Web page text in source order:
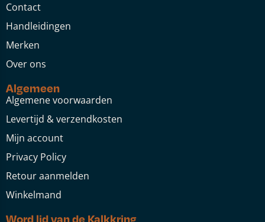
Contact
Handleidingen
Merken
Over ons
Algemeen
Algemene voorwaarden
Levertijd & verzendkosten
Mijn account
Privacy Policy
Retour aanmelden
Winkelmand
Word lid van de Kalkkring